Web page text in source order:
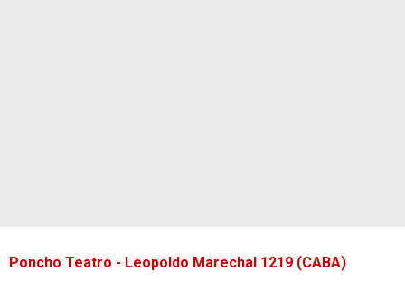
Poncho Teatro - Leopoldo Marechal 1219 (CABA)